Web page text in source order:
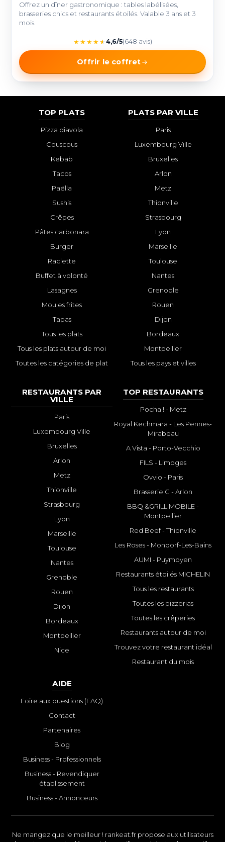
Offrez un dîner gastronomique : tables labélisées,
brasseries chics et restaurants étoilés. Valable 3 ans et 3
mois.
★★★★★ 4,6/5(648 avis)
Offrir le coffret
TOP PLATS
Pizza diavola
Couscous
Kebab
Tacos
Paëlla
Sushis
Crêpes
Pâtes carbonara
Burger
Raclette
Buffet à volonté
Lasagnes
Moules frites
Tapas
Tous les plats
Tous les plats autour de moi
Toutes les catégories de plat
PLATS PAR VILLE
Paris
Luxembourg Ville
Bruxelles
Arlon
Metz
Thionville
Strasbourg
Lyon
Marseille
Toulouse
Nantes
Grenoble
Rouen
Dijon
Bordeaux
Montpellier
Tous les pays et villes
RESTAURANTS PAR
VILLE
Paris
Luxembourg Ville
Bruxelles
Arlon
Metz
Thionville
Strasbourg
Lyon
Marseille
Toulouse
Nantes
Grenoble
Rouen
Dijon
Bordeaux
Montpellier
Nice
TOP RESTAURANTS
Pocha ! - Metz
Royal Kechmara - Les Pennes-
Mirabeau
A Vista - Porto-Vecchio
FILS - Limoges
Ovvio - Paris
Brasserie G - Arlon
BBQ &GRILL MOBILE -
Montpellier
Red Beef - Thionville
Les Roses - Mondorf-Les-Bains
AUMI - Puymoyen
Restaurants étoilés MICHELIN
Tous les restaurants
Toutes les pizzerias
Toutes les crêperies
Restaurants autour de moi
Trouvez votre restaurant idéal
Restaurant du mois
AIDE
Foire aux questions (FAQ)
Contact
Partenaires
Blog
Business - Professionnels
Business - Revendiquer
établissement
Business - Annonceurs
Ne mangez que le meilleur ! rankeat.fr propose aux utilisateurs